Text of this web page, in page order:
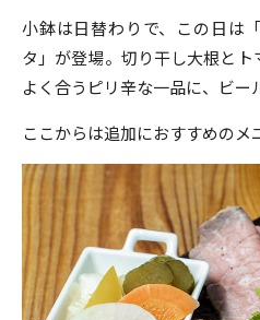
小鉢は日替わりで、この日は
タ」が登場。切り干し大根と
よく合うピリ辛な一品に、ビー
ここからは追加におすすめのメ